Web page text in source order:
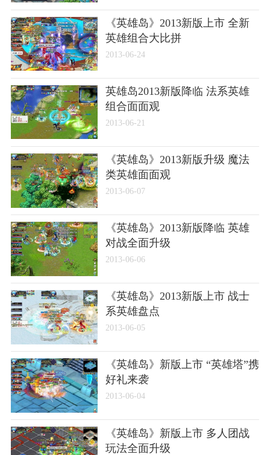
《英雄岛》2013新版上市 全新
英雄组合大比拼
2013-06-24
英雄岛2013新版降临 法系英雄
组合面面观
2013-06-21
《英雄岛》2013新版升级 魔法
类英雄面面观
2013-06-07
《英雄岛》2013新版降临 英雄
对战全面升级
2013-06-06
《英雄岛》2013新版上市 战士
系英雄盘点
2013-06-05
《英雄岛》新版上市 “英雄塔”携
好礼来袭
2013-06-04
《英雄岛》新版上市 多人团战
玩法全面升级